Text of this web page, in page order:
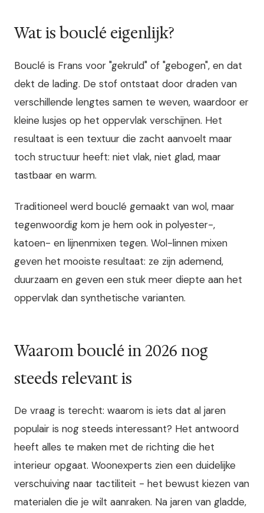
Wat is bouclé eigenlijk?
Bouclé is Frans voor "gekruld" of "gebogen", en dat
dekt de lading. De stof ontstaat door draden van
verschillende lengtes samen te weven, waardoor er
kleine lusjes op het oppervlak verschijnen. Het
resultaat is een textuur die zacht aanvoelt maar
toch structuur heeft: niet vlak, niet glad, maar
tastbaar en warm.
Traditioneel werd bouclé gemaakt van wol, maar
tegenwoordig kom je hem ook in polyester-,
katoen- en lijnenmixen tegen. Wol-linnen mixen
geven het mooiste resultaat: ze zijn ademend,
duurzaam en geven een stuk meer diepte aan het
oppervlak dan synthetische varianten.
Waarom bouclé in 2026 nog
steeds relevant is
De vraag is terecht: waarom is iets dat al jaren
populair is nog steeds interessant? Het antwoord
heeft alles te maken met de richting die het
interieur opgaat. Woonexperts zien een duidelijke
verschuiving naar tactiliteit - het bewust kiezen van
materialen die je wilt aanraken. Na jaren van gladde,